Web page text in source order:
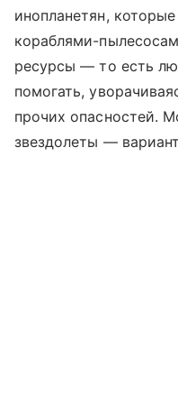
инопланетян,
кораблями-
ресурсы — то есть
помогать,
прочих опасностей.
звездолеты —